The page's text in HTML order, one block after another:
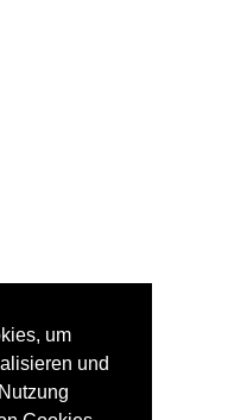
um
und